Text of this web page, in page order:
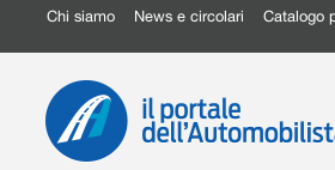
Chi siamo News e circolari Catalogo